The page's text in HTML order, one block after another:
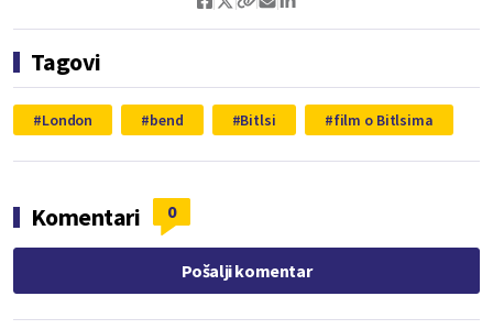
Tagovi
London bend Bitlsi film o Bitlsima
Komentari 0
Pošalji komentar